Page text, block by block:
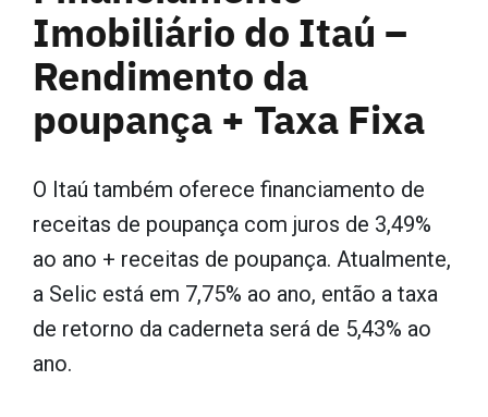
Imobiliário do Itaú –
Rendimento da
poupança + Taxa Fixa
O Itaú também oferece financiamento de
receitas de poupança com juros de 3,49%
ao ano + receitas de poupança. Atualmente,
a Selic está em 7,75% ao ano, então a taxa
de retorno da caderneta será de 5,43% ao
ano.